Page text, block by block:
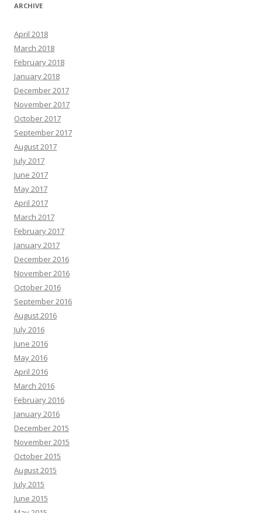
ARCHIVE
April 2018
March 2018
February 2018
January 2018
December 2017
November 2017
October 2017
September 2017
August 2017
July 2017
June 2017
May 2017
April 2017
March 2017
February 2017
January 2017
December 2016
November 2016
October 2016
September 2016
August 2016
July 2016
June 2016
May 2016
April 2016
March 2016
February 2016
January 2016
December 2015
November 2015
October 2015
August 2015
July 2015
June 2015